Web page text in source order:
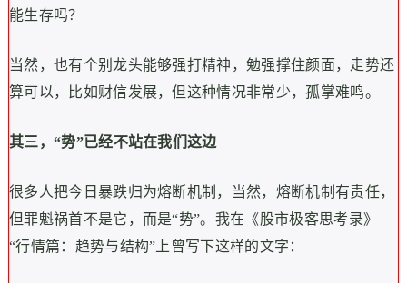
能生存吗？
当然，也有个别龙头能够强打精神，勉强撑住颜面，走势还
算可以，比如财信发展，但这种情况非常少，孤掌难鸣。
其三，“势”已经不站在我们这边
很多人把今日暴跌归为熔断机制，当然，熔断机制有责任，
但罪魁祸首不是它，而是“势”。我在《股市极客思考录》
“行情篇：趋势与结构”上曾写下这样的文字：